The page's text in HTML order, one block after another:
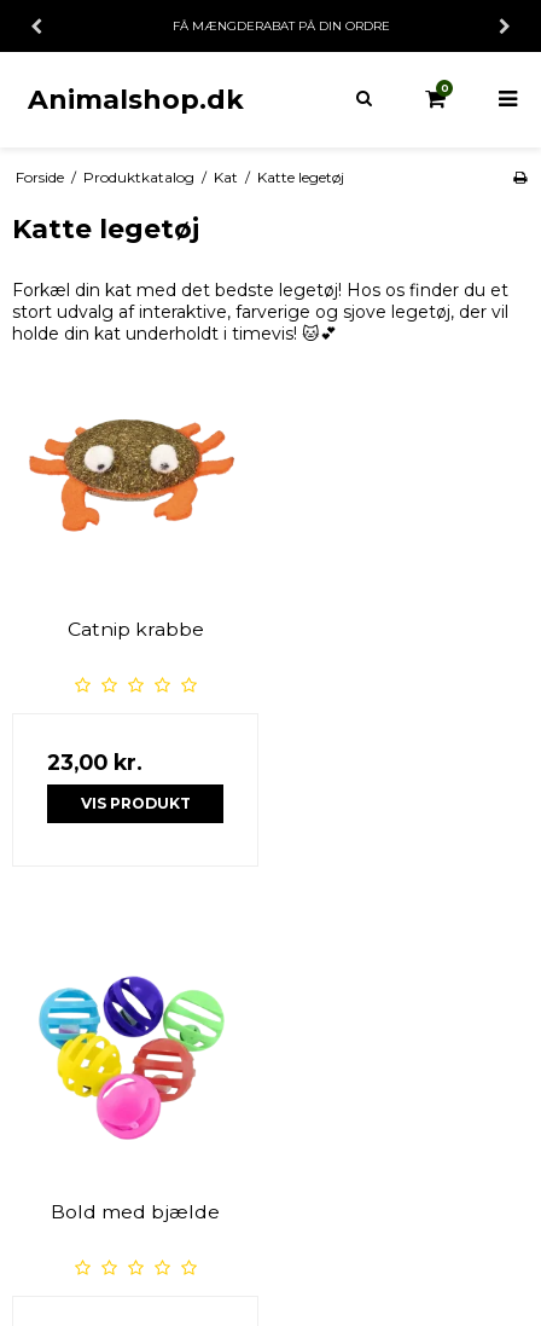
FÅ MÆNGDERABAT PÅ DIN ORDRE
Animalshop.dk 0
Forside / Produktkatalog / Kat / Katte legetøj
Katte legetøj
Forkæl din kat med det bedste legetøj! Hos os finder du et
stort udvalg af interaktive, farverige og sjove legetøj, der vil
holde din kat underholdt i timevis! 🐱💕
Catnip krabbe
23,00 kr.
VIS PRODUKT
Bold med bjælde